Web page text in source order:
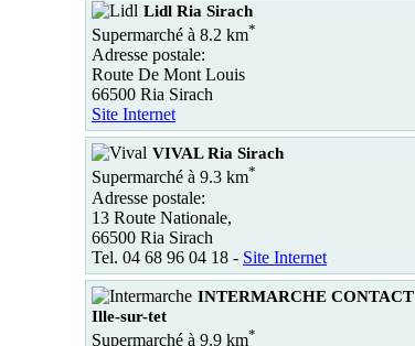
Lidl Ria Sirach
Supermarché à 8.2 km*
Adresse postale:
Route De Mont Louis
66500 Ria Sirach
Site Internet
VIVAL Ria Sirach
Supermarché à 9.3 km*
Adresse postale:
13 Route Nationale,
66500 Ria Sirach
Tel. 04 68 96 04 18 - Site Internet
INTERMARCHE CONTACT
Ille-sur-tet
Supermarché à 9.9 km*